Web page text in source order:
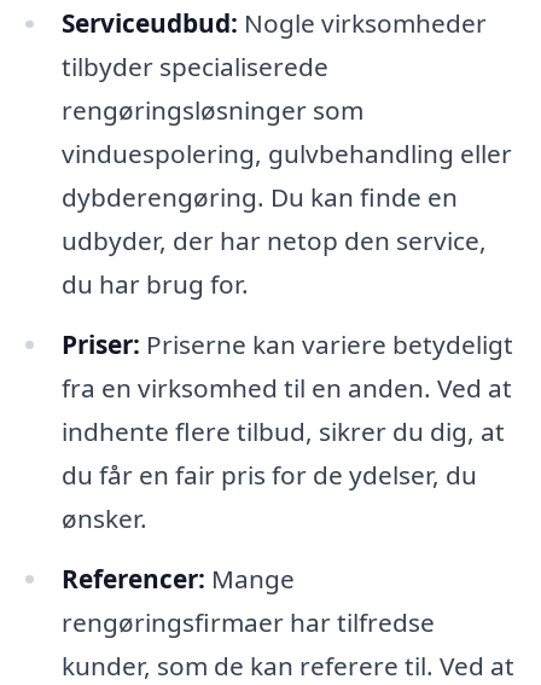
Serviceudbud: Nogle virksomheder
tilbyder specialiserede
rengøringsløsninger som
vinduespolering, gulvbehandling eller
dybderengøring. Du kan finde en
udbyder, der har netop den service,
du har brug for.
Priser: Priserne kan variere betydeligt
fra en virksomhed til en anden. Ved at
indhente flere tilbud, sikrer du dig, at
du får en fair pris for de ydelser, du
ønsker.
Referencer: Mange
rengøringsfirmaer har tilfredse
kunder, som de kan referere til. Ved at